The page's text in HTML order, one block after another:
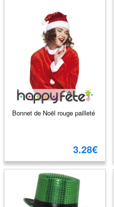
Bonnet de Noël rouge pailleté
3.28€